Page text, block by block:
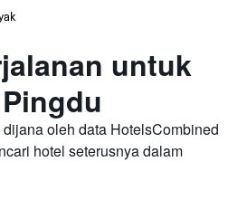
untuk
oleh data HotelsCombined
hotel seterusnya dalam